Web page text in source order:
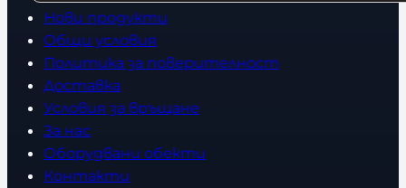
Нови продукти
Общи условия
Политика за поверителност
Доставка
Условия за връщане
За нас
Оборудвани обекти
Контакти